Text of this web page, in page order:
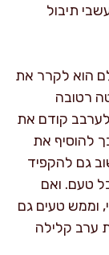
תיבול
הוא לקרר את
רטובה
קודם את
להוסיף את
גם להקפיד
טעם. ואם
וממש טעים גם
ערב קלילה